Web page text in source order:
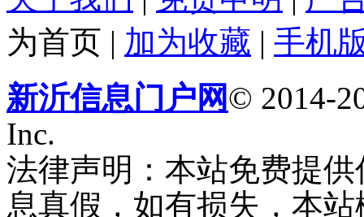
为首页 | 加为收藏 | 手机
新沂信息门户网© 2014-
Inc.
法律声明：本站免费提
息真假，如有损失，本